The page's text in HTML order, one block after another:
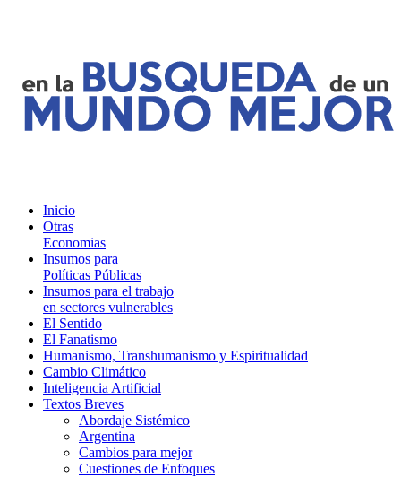
Inicio
Otras
Economias
Insumos para
Políticas Públicas
Insumos para el trabajo
en sectores vulnerables
El Sentido
El Fanatismo
Humanismo, Transhumanismo y Espiritualidad
Cambio Climático
Inteligencia Artificial
Textos Breves
Abordaje Sistémico
Argentina
Cambios para mejor
Cuestiones de Enfoques